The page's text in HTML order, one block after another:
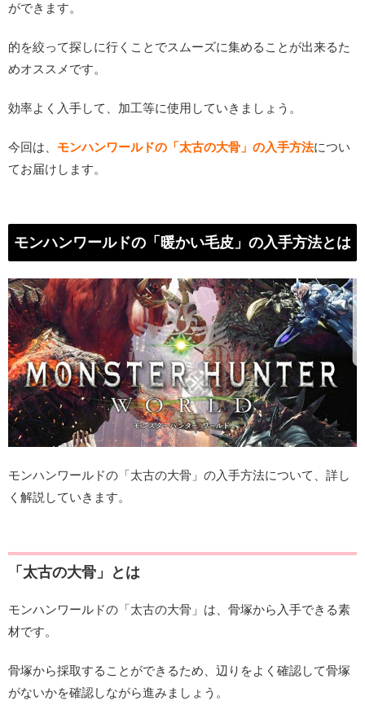
ができます。
的を絞って探しに行くことでスムーズに集めることが出来るた
めオススメです。
効率よく入手して、加工等に使用していきましょう。
今回は、 モンハンワールドの「太古の大骨」の入手方法につい
てお届けします。
モンハンワールドの「暖かい毛皮」の入手方法とは
モンハンワールドの「太古の大骨」の入手方法について、詳し
く解説していきます。
「太古の大骨」とは
モンハンワールドの「太古の大骨」は、骨塚から入手できる素
材です。
骨塚から採取することができるため、辺りをよく確認して骨塚
がないかを確認しながら進みましょう。